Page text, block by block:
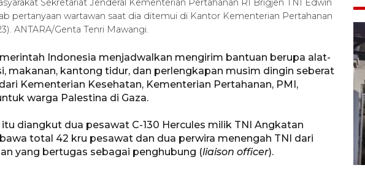
Sekretariat Jenderal Kementerian Pertahanan RI Brigjen TNI Edwin
pertanyaan wartawan saat dia ditemui di Kantor Kementerian Pertahanan
ANTARA/Genta Tenri Mawangi.
Indonesia menjadwalkan mengirim bantuan berupa alat-
makanan, kantong tidur, dan perlengkapan musim dingin seberat
Kementerian Kesehatan, Kementerian Pertahanan, PMI,
warga Palestina di Gaza.
diangkut dua pesawat C-130 Hercules milik TNI Angkatan
total 42 kru pesawat dan dua perwira menengah TNI dari
yang bertugas sebagai penghubung (liaison officer).